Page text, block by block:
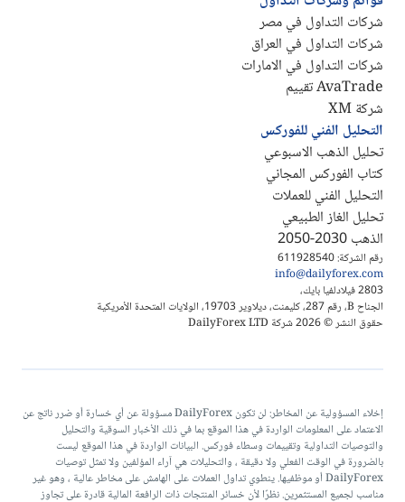
رقم الشركة: 611928540
info@dailyforex.com
2803 فيلادلفيا بايك،
الجناح B، رقم 287، كليمنت، ديلاوير 19703، الولايات المتحدة الأمريكية
حقوق النشر © 2026 شركة DailyForex LTD
شركات التداول في مصر
شركات التداول في العراق
شركات التداول في الامارات
AvaTrade تقييم
شركة XM
التحليل الفني للفوركس
تحليل الذهب الاسبوعي
كتاب الفوركس المجاني
التحليل الفني للعملات
تحليل الغاز الطبيعي
الذهب 2030-2050
إخلاء المسؤولية عن المخاطر: لن تكون DailyForex مسؤولة عن أي خسارة أو ضرر ناتج عن
الاعتماد على المعلومات الواردة في هذا الموقع بما في ذلك الأخبار السوقية والتحليل
والتوصيات التداولية وتقييمات وسطاء فوركس. البيانات الواردة في هذا الموقع ليست
بالضرورة في الوقت الفعلي ولا دقيقة ، والتحليلات هي آراء المؤلفين ولا تمثل توصيات
DailyForex أو موظفيها. ينطوي تداول العملات على الهامش على مخاطر عالية ، وهو غير
مناسب لجميع المستثمرين. نظرًا لأن خسائر المنتجات ذات الرافعة المالية قادرة على تجاوز